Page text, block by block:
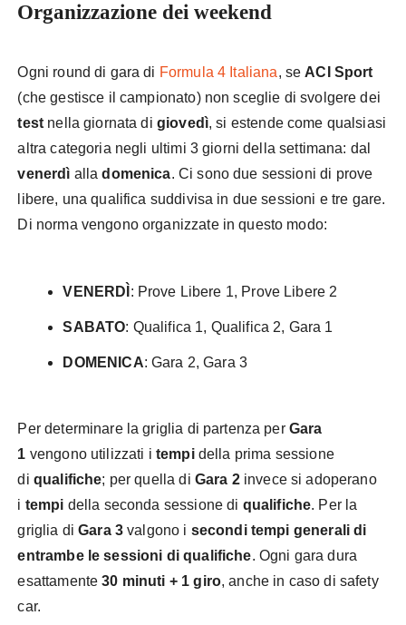
Organizzazione dei weekend
Ogni round di gara di Formula 4 Italiana, se ACI Sport
(che gestisce il campionato) non sceglie di svolgere dei
test nella giornata di giovedì, si estende come qualsiasi
altra categoria negli ultimi 3 giorni della settimana: dal
venerdì alladomenica. Ci sono due sessioni di prove
libere, una qualifica suddivisa in due sessioni e tre gare.
Di norma vengono organizzate in questo modo:
VENERDÌ : Prove Libere 1, Prove Libere 2
SABATO: Qualifica 1, Qualifica 2, Gara 1
DOMENICA: Gara 2, Gara 3
Per determinare la griglia di partenza per Gara
1 vengono utilizzati i tempi della prima sessione
di qualifiche; per quella di Gara 2invece si adoperano
i tempi della seconda sessione di qualifiche. Per la
griglia diGara 3 valgono i secondi tempi generali di
entrambe le sessioni di qualifiche. Ogni gara dura
esattamente30 minuti + 1 giro, anche in caso di safety
car.